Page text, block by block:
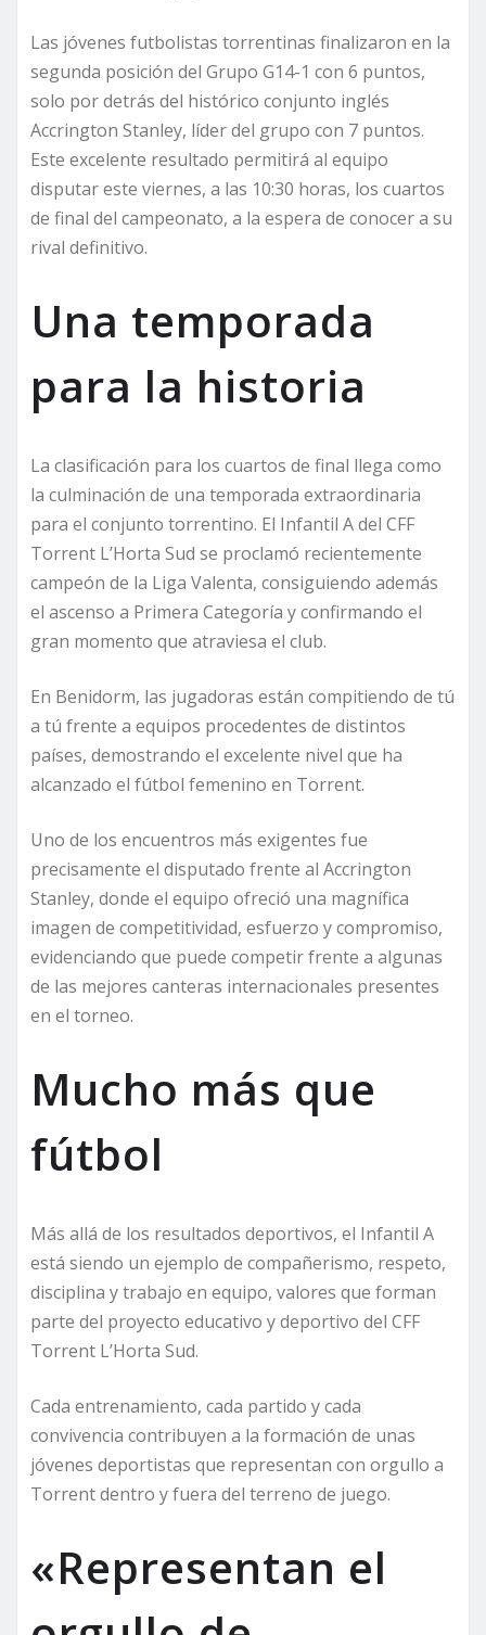
Las jóvenes futbolistas torrentinas finalizaron en la
segunda posición del Grupo G14-1 con 6 puntos,
solo por detrás del histórico conjunto inglés
Accrington Stanley, líder del grupo con 7 puntos.
Este excelente resultado permitirá al equipo
disputar este viernes, a las 10:30 horas, los cuartos
de final del campeonato, a la espera de conocer a su
rival definitivo.
Una temporada
para la historia
La clasificación para los cuartos de final llega como
la culminación de una temporada extraordinaria
para el conjunto torrentino. El Infantil A del CFF
Torrent L’Horta Sud se proclamó recientemente
campeón de la Liga Valenta, consiguiendo además
el ascenso a Primera Categoría y confirmando el
gran momento que atraviesa el club.
En Benidorm, las jugadoras están compitiendo de tú
a tú frente a equipos procedentes de distintos
países, demostrando el excelente nivel que ha
alcanzado el fútbol femenino en Torrent.
Uno de los encuentros más exigentes fue
precisamente el disputado frente al Accrington
Stanley, donde el equipo ofreció una magnífica
imagen de competitividad, esfuerzo y compromiso,
evidenciando que puede competir frente a algunas
de las mejores canteras internacionales presentes
en el torneo.
Mucho más que
fútbol
Más allá de los resultados deportivos, el Infantil A
está siendo un ejemplo de compañerismo, respeto,
disciplina y trabajo en equipo, valores que forman
parte del proyecto educativo y deportivo del CFF
Torrent L’Horta Sud.
Cada entrenamiento, cada partido y cada
convivencia contribuyen a la formación de unas
jóvenes deportistas que representan con orgullo a
Torrent dentro y fuera del terreno de juego.
«Representan el